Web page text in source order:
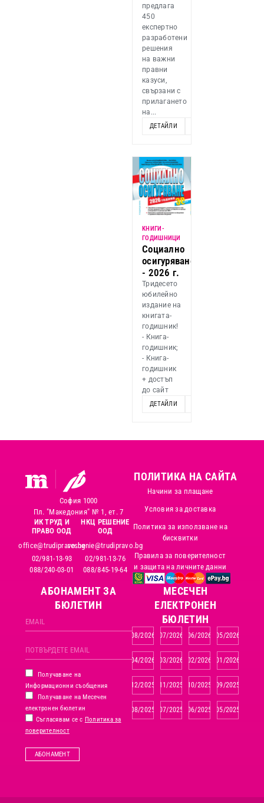
предлага
450
експертно
разработени
решения
на важни
правни
казуси,
свързани с
прилагането
на...
ДЕТАЙЛИ
KНИГИ-
ГОДИШНИЦИ
Социално
осигуряване
- 2026 г.
Тридесето
юбилейно
издание на
книгата-
годишник!
- Книга-
годишник;
- Книга-
годишник
+ достъп
до сайт
ДЕТАЙЛИ
София 1000
Пл. "Македония" № 1, ет. 7
ИК ТРУД И
ПРАВО ООД
office@trudipravo.bg
02/981-13-93
088/240-03-01
НКЦ РЕШЕНИЕ
ООД
reshenie@trudipravo.bg
02/981-13-76
088/845-19-64
ПОЛИТИКА НА САЙТА
Начини за плащане
Условия за доставка
Политика за използване на
бисквитки
Правила за поверителност
и защита на личните данни
АБОНАМЕНТ ЗА
БЮЛЕТИН
Получаване на
Информационни съобщения
Получаване на Месечен
електронен бюлетин
Съгласявам се с Политика за
поверителност
АБОНАМЕНТ
MЕСЕЧЕН
ЕЛЕКТРОНЕН
БЮЛЕТИН
08/2026 07/2026 06/2026 05/2026
04/2026 03/2026 02/2026 01/2026
12/2025 11/2025 10/2025 09/2025
08/2025 07/2025 06/2025 05/2025